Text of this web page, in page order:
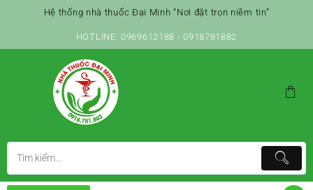
Hệ thống nhà thuốc Đại Minh “Nơi đặt trọn niềm tin”
HOTLINE: 0969612188 - 0918781882